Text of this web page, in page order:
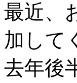
最近、
加して
去年後